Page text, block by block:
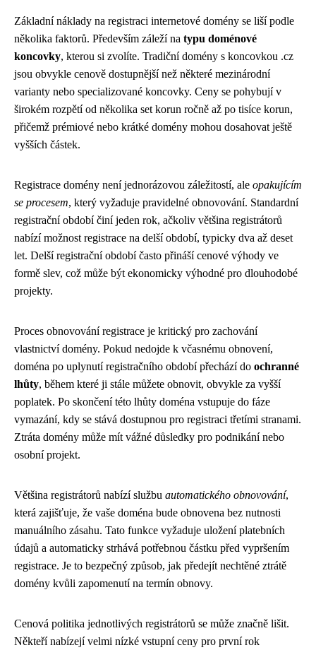
Základní náklady na registraci internetové domény se liší podle
několika faktorů. Především záleží na typu doménové
koncovky, kterou si zvolíte. Tradiční domény s koncovkou .cz
jsou obvykle cenově dostupnější než některé mezinárodní
varianty nebo specializované koncovky. Ceny se pohybují v
širokém rozpětí od několika set korun ročně až po tisíce korun,
přičemž prémiové nebo krátké domény mohou dosahovat ještě
vyšších částek.
Registrace domény není jednorázovou záležitostí, ale opakujícím
se procesem, který vyžaduje pravidelné obnovování. Standardní
registrační období činí jeden rok, ačkoliv většina registrátorů
nabízí možnost registrace na delší období, typicky dva až deset
let. Delší registrační období často přináší cenové výhody ve
formě slev, což může být ekonomicky výhodné pro dlouhodobé
projekty.
Proces obnovování registrace je kritický pro zachování
vlastnictví domény. Pokud nedojde k včasnému obnovení,
doména po uplynutí registračního období přechází do ochranné
lhůty, během které ji stále můžete obnovit, obvykle za vyšší
poplatek. Po skončení této lhůty doména vstupuje do fáze
vymazání, kdy se stává dostupnou pro registraci třetími stranami.
Ztráta domény může mít vážné důsledky pro podnikání nebo
osobní projekt.
Většina registrátorů nabízí službu automatického obnovování,
která zajišťuje, že vaše doména bude obnovena bez nutnosti
manuálního zásahu. Tato funkce vyžaduje uložení platebních
údajů a automaticky strhává potřebnou částku před vypršením
registrace. Je to bezpečný způsob, jak předejít nechtěné ztrátě
domény kvůli zapomenutí na termín obnovy.
Cenová politika jednotlivých registrátorů se může značně lišit.
Někteří nabízejí velmi nízké vstupní ceny pro první rok